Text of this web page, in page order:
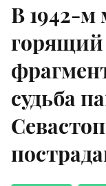
В 1942-м
горящий
судьба